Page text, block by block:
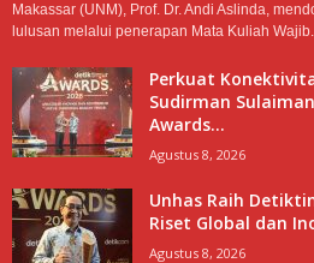
Makassar (UNM), Prof. Dr. Andi Aslinda,
lulusan melalui penerapan Mata Kuliah
Perkuat
Sudirman
Awards...
Agustus 8, 2026
Unhas Raih
Riset Global dan
Agustus 8, 2026